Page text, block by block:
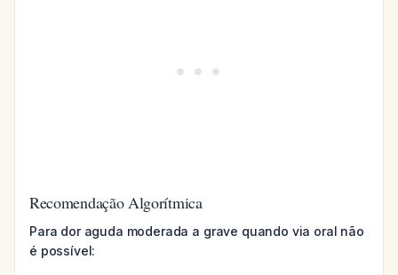
Recomendação Algorítmica
Para dor aguda moderada a grave quando via oral não
é possível: